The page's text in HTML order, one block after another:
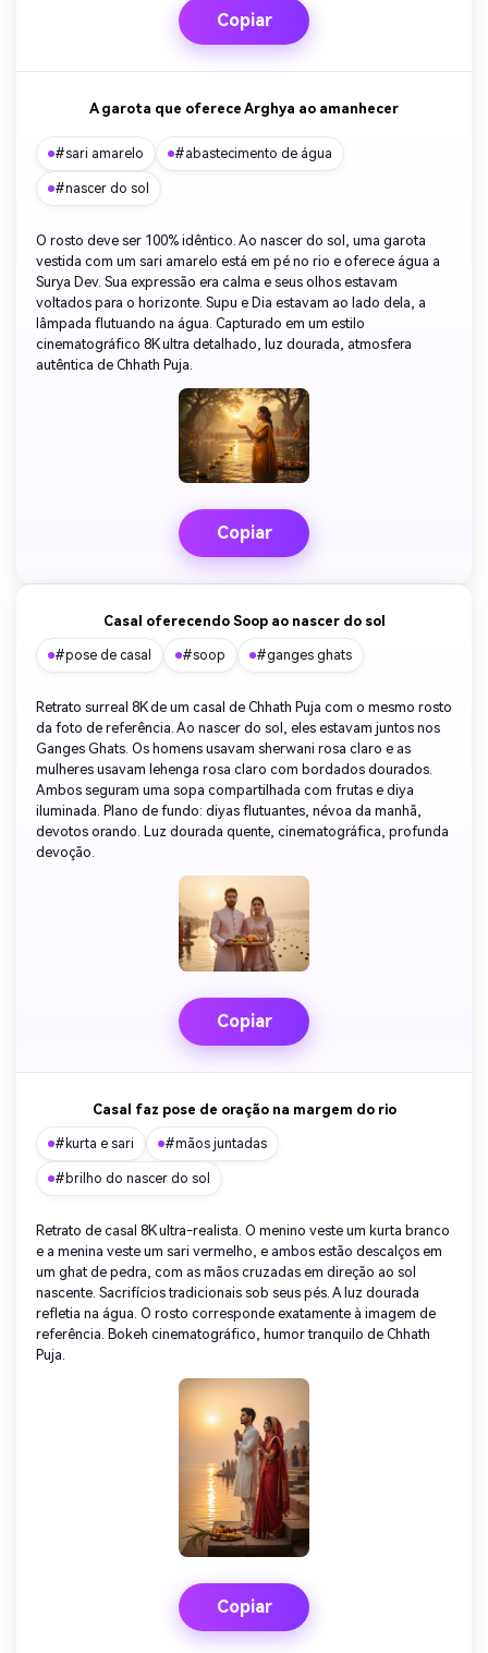
Copiar
A garota que oferece Arghya ao amanhecer
#sari amarelo #abastecimento de água
#nascer do sol
O rosto deve ser 100% idêntico. Ao nascer do sol, uma garota
vestida com um sari amarelo está em pé no rio e oferece água a
Surya Dev. Sua expressão era calma e seus olhos estavam
voltados para o horizonte. Supu e Dia estavam ao lado dela, a
lâmpada flutuando na água. Capturado em um estilo
cinematográfico 8K ultra detalhado, luz dourada, atmosfera
autêntica de Chhath Puja.
Copiar
Casal oferecendo Soop ao nascer do sol
#pose de casal #soop #ganges ghats
Retrato surreal 8K de um casal de Chhath Puja com o mesmo rosto
da foto de referência. Ao nascer do sol, eles estavam juntos nos
Ganges Ghats. Os homens usavam sherwani rosa claro e as
mulheres usavam lehenga rosa claro com bordados dourados.
Ambos seguram uma sopa compartilhada com frutas e diya
iluminada. Plano de fundo: diyas flutuantes, névoa da manhã,
devotos orando. Luz dourada quente, cinematográfica, profunda
devoção.
Copiar
Casal faz pose de oração na margem do rio
#kurta e sari #mãos juntadas
#brilho do nascer do sol
Retrato de casal 8K ultra-realista. O menino veste um kurta branco
e a menina veste um sari vermelho, e ambos estão descalços em
um ghat de pedra, com as mãos cruzadas em direção ao sol
nascente. Sacrifícios tradicionais sob seus pés. A luz dourada
refletia na água. O rosto corresponde exatamente à imagem de
referência. Bokeh cinematográfico, humor tranquilo de Chhath
Puja.
Copiar